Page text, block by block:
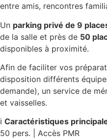
entre amis, rencontres
Un parking privé de 9
de la salle et près de 50
disponibles à proximité.
Afin de faciliter vos
disposition différents
demande), un service de
et vaisselles.
ℹ️ Caractéristiques
50 pers. | Accès PMR